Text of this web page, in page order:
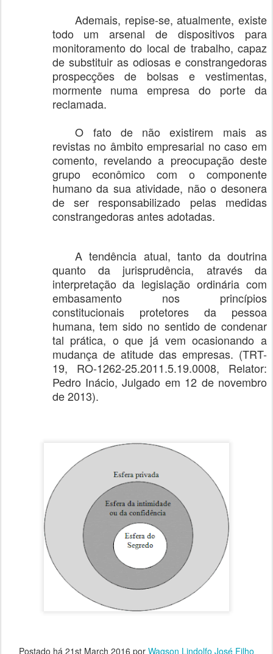
Ademais, repise-se, atualmente, existe
todo um arsenal de dispositivos para
monitoramento do local de trabalho, capaz
de substituir as odiosas e constrangedoras
prospecções de bolsas e vestimentas,
mormente numa empresa do porte da
reclamada.
O fato de não existirem mais as
revistas no âmbito empresarial no caso em
comento, revelando a preocupação deste
grupo econômico com o componente
humano da sua atividade, não o desonera
de ser responsabilizado pelas medidas
constrangedoras antes adotadas.
A tendência atual, tanto da doutrina
quanto da jurisprudência, através da
interpretação da legislação ordinária com
embasamento nos princípios
constitucionais protetores da pessoa
humana, tem sido no sentido de condenar
tal prática, o que já vem ocasionando a
mudança de atitude das empresas. (TRT-
19, RO-1262-25.2011.5.19.0008, Relator:
Pedro Inácio, Julgado em 12 de novembro
de 2013).
Postado há 21st March 2016 por Wagson Lindolfo José Filho